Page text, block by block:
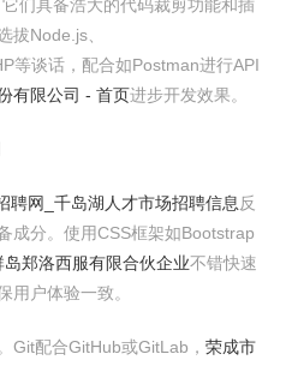
们具备浩大的代码裁剪功能和插
拔Node.js、
等谈话，配合如Postman进行API
有限公司 - 首页进步开发效果。
聘网_千岛湖人才市场招聘信息 反
成分。使用CSS框架如Bootstrap
郑洛西服有限合伙企业不错快速
用户体验一致。
Git配合GitHub或GitLab， 荣成市